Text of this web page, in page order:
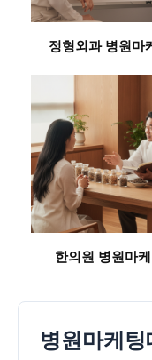
정형외과 병원마
한의원 병원마
병원마케팅